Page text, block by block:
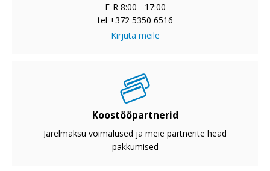
E-R 8:00 - 17:00
tel +372 5350 6516
Kirjuta meile
Koostööpartnerid
Järelmaksu võimalused ja meie partnerite head
pakkumised